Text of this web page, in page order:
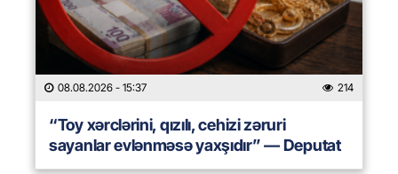
08.08.2026 - 15:37 214
“Toy xərclərini, qızılı, cehizi zəruri
sayanlar evlənməsə yaxşıdır” — Deputat